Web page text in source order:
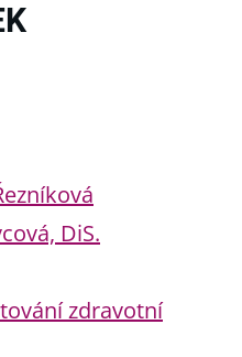
DiS.
zdravotní